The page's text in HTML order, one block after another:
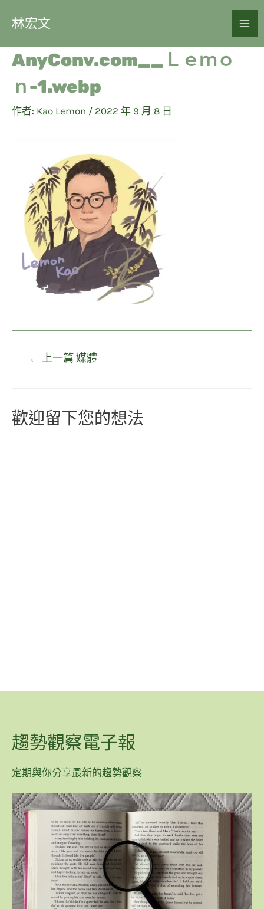
林宏文
AnyConv.com__Ｌｅｍｏ
ｎ-1.webp
作者: Kao Lemon / 2022 年 9 月 8 日
← 上一篇 媒體
歡迎留下您的想法
趨勢觀察電子報
定期與你分享最新的趨勢觀察